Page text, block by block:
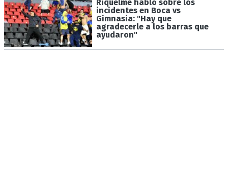
Riquelme habló sobre los
incidentes en Boca vs
Gimnasia: "Hay que
agradecerle a los barras que
ayudaron"